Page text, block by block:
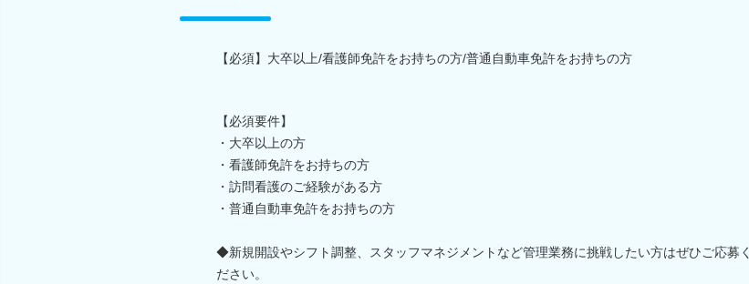
【必須】大卒以上/看護師免許をお持ちの方/普通自動車免許をお持ちの方
【必須要件】
・大卒以上の方
・看護師免許をお持ちの方
・訪問看護のご経験がある方
・普通自動車免許をお持ちの方
◆新規開設やシフト調整、スタッフマネジメントなど管理業務に挑戦したい方はぜひご応募く
ださい。